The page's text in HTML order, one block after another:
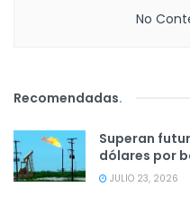
No
Recomendadas.
Superan
dólares por
JULIO 23, 2026